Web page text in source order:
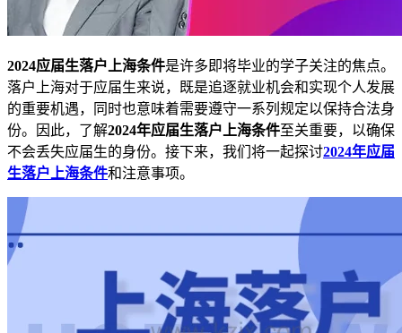
2024应届生落户上海条件是许多即将毕业的学子关注的焦点。
落户上海对于应届生来说，既是追逐就业机会和实现个人发展
的重要机遇，同时也意味着需要遵守一系列规定以保持合法身
份。因此，了解2024年应届生落户上海条件至关重要，以确保
不会丢失应届生的身份。接下来，我们将一起探讨2024年应届
生落户上海条件和注意事项。